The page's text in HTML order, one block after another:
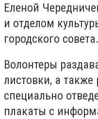
Еленой
и отделом
городского совета.
Волонтеры
листовки, а также
специально
плакаты с